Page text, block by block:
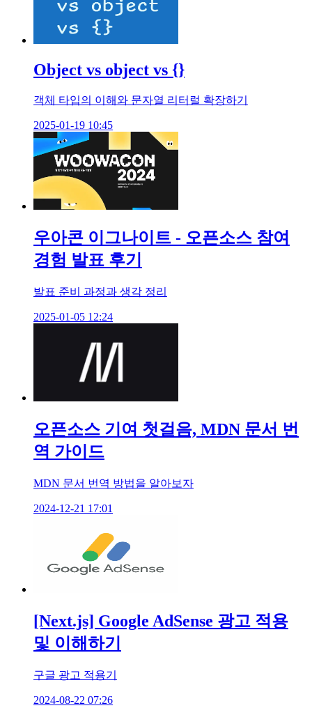
Object vs object vs {}
객체 타입의 이해와 문자열 리터럴 확장하기
2025-01-19 10:45
우아콘 이그나이트 - 오픈소스 참여
경험 발표 후기
발표 준비 과정과 생각 정리
2025-01-05 12:24
오픈소스 기여 첫걸음, MDN 문서 번
역 가이드
MDN 문서 번역 방법을 알아보자
2024-12-21 17:01
[Next.js] Google AdSense 광고 적용
및 이해하기
구글 광고 적용기
2024-08-22 07:26